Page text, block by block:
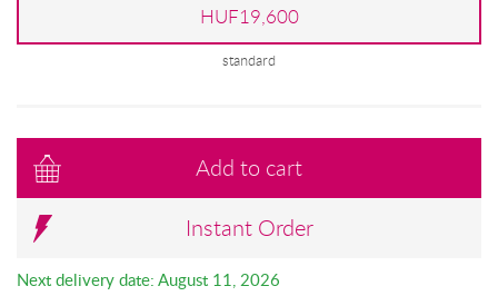
HUF19,600
standard
Add to cart
Instant Order
Next delivery date: August 11, 2026